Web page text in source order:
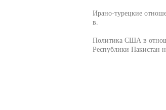
Ирано-турецкие
в.
Политика США в
Республики Пакистан